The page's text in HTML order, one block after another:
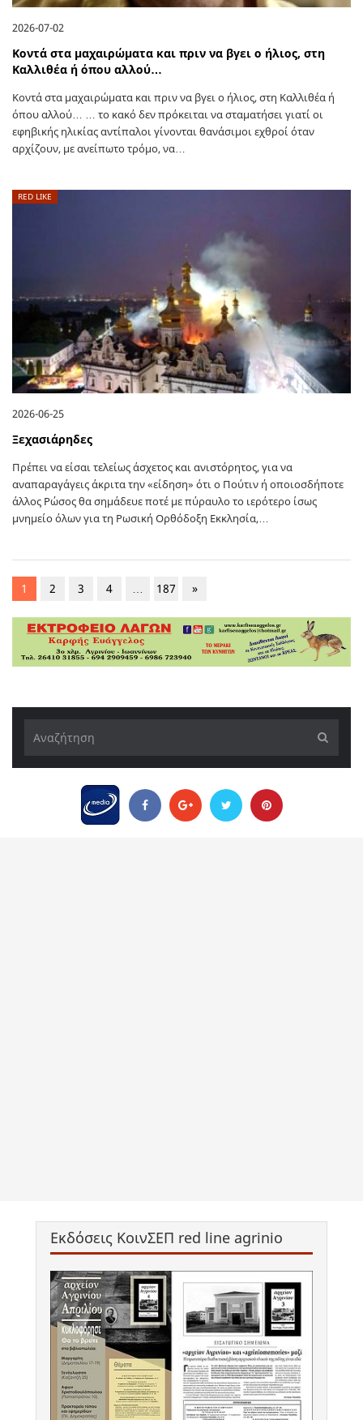
2026-07-02
Κοντά στα μαχαιρώματα και πριν να βγει ο ήλιος, στη
Καλλιθέα ή όπου αλλού…
Κοντά στα μαχαιρώματα και πριν να βγει ο ήλιος, στη Καλλιθέα ή
όπου αλλού… … το κακό δεν πρόκειται να σταματήσει γιατί οι
εφηβικής ηλικίας αντίπαλοι γίνονται θανάσιμοι εχθροί όταν
αρχίζουν, με ανείπωτο τρόμο, να…
RED LIKE
2026-06-25
Ξεχασιάρηδες
Πρέπει να είσαι τελείως άσχετος και ανιστόρητος, για να
αναπαραγάγεις άκριτα την «είδηση» ότι ο Πούτιν ή οποιοσδήποτε
άλλος Ρώσος θα σημάδευε ποτέ με πύραυλο το ιερότερο ίσως
μνημείο όλων για τη Ρωσική Ορθόδοξη Εκκλησία,…
1 2 3 4 … 187 »
Εκδόσεις ΚοινΣΕΠ red line agrinio